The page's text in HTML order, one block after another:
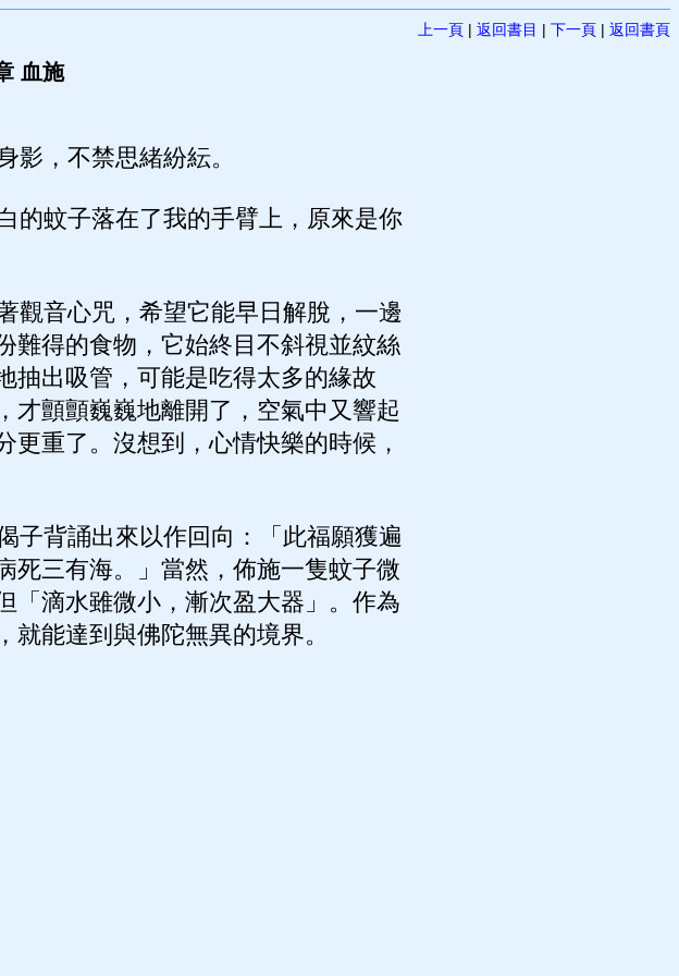
上一頁 | 返回書目 | 下一頁 | 返回書頁
血施
，不禁思緒紛紜。
的蚊子落在了我的手臂上，原來是你
音心咒，希望它能早日解脫，一邊
難得的食物，它始終目不斜視並紋絲
抽出吸管，可能是吃得太多的緣故
才顫顫巍巍地離開了，空氣中又響起
重了。沒想到，心情快樂的時候，
背誦出來以作回向：「此福願獲遍
死三有海。」當然，佈施一隻蚊子微
「滴水雖微小，漸次盈大器」。作為
能達到與佛陀無異的境界。